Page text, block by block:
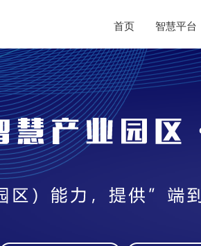
首页 智慧平台